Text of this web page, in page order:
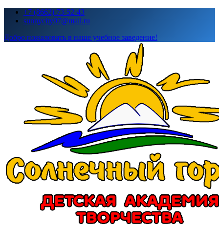
Перейти+7 (8662) 73-52-43
sunnycity07@mail.ru
Добро пожаловать в наше учебное заведение!